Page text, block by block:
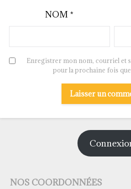
NOM *
Enregistrer mon nom, courriel et
pour la prochaine fois
NOS COORDONNÉES